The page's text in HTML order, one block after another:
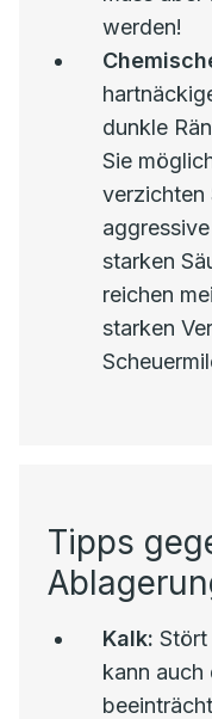
werden!
dunkle
Sie
verzichten
starken
reichen
starken
Tipps
Kalk: Stört
kann auch